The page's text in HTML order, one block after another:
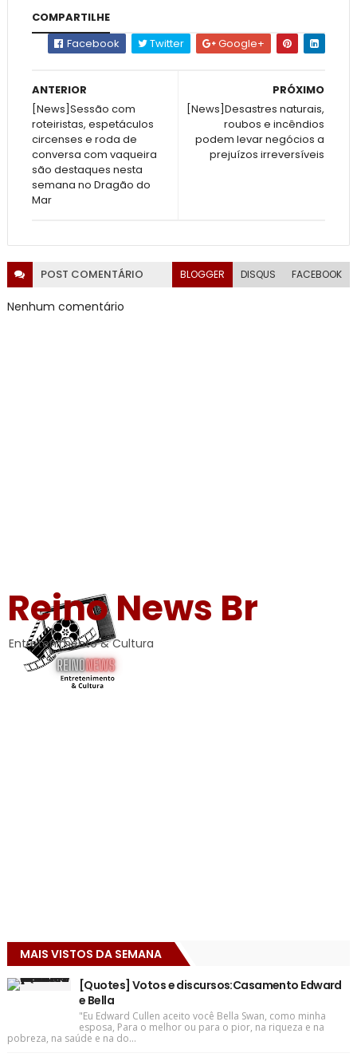
COMPARTILHE
Facebook
Twitter Google+
PRÓXIMO
[News]Desastres naturais,
roubos e incêndios
podem levar negócios a
prejuízos irreversíveis
ANTERIOR
[News]Sessão com
roteiristas, espetáculos
circenses e roda de
conversa com vaqueira
são destaques nesta
semana no Dragão do
Mar
POST COMENTÁRIO BLOGGER DISQUS FACEBOOK
Nenhum comentário
Reino News Br
Entretenimento & Cultura
MAIS VISTOS DA SEMANA
[Quotes] Votos e discursos:Casamento Edward
e Bella
"Eu Edward Cullen aceito você Bella Swan, como minha
esposa, Para o melhor ou para o pior, na riqueza e na
pobreza, na saúde e na do...